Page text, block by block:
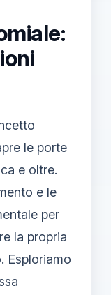
le porte
e oltre.
e le
per
la propria
Esploriamo